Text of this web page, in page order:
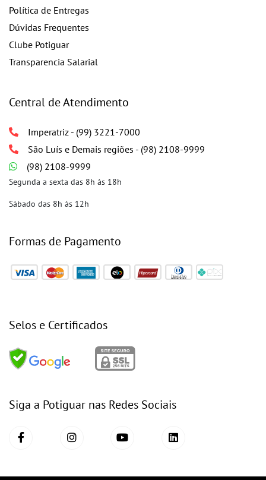
Política de Entregas
Dúvidas Frequentes
Clube Potiguar
Transparencia Salarial
Central de Atendimento
Imperatriz - (99) 3221-7000
São Luís e Demais regiões - (98) 2108-9999
(98) 2108-9999
Segunda a sexta das 8h às 18h
Sábado das 8h às 12h
Formas de Pagamento
Selos e Certificados
Siga a Potiguar nas Redes Sociais